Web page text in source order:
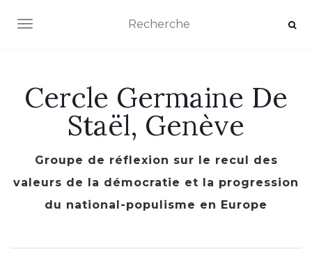
AFFICHER/MASQUER LA NAVIGATION
Cercle Germaine De
Staël, Genève
Groupe de réflexion sur le recul des
valeurs de la démocratie et la progression
du national-populisme en Europe